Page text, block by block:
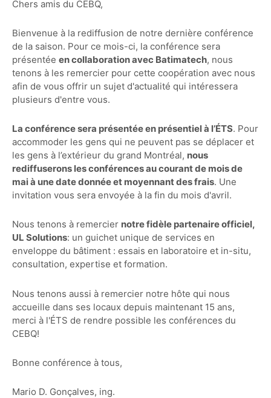
Chers amis du CEBQ,
Bienvenue à la rediffusion de notre dernière conférence
de la saison. Pour ce mois-ci, la conférence sera
présentée en collaboration avec Batimatech, nous
tenons à les remercier pour cette coopération avec nous
afin de vous offrir un sujet d'actualité qui intéressera
plusieurs d'entre vous.
La conférence sera présentée en présentiel à l’ÉTS. Pour
accommoder les gens qui ne peuvent pas se déplacer et
les gens à l’extérieur du grand Montréal, nous
rediffuserons les conférences au courant de mois de
mai à une date donnée et moyennant des frais. Une
invitation vous sera envoyée à la fin du mois d'avril.
Nous tenons à remercier notre fidèle partenaire officiel,
UL Solutions: un guichet unique de services en
enveloppe du bâtiment : essais en laboratoire et in-situ,
consultation, expertise et formation.
Nous tenons aussi à remercier notre hôte qui nous
accueille dans ses locaux depuis maintenant 15 ans,
merci à l'ÉTS de rendre possible les conférences du
CEBQ!
Bonne conférence à tous,
Mario D. Gonçalves, ing.